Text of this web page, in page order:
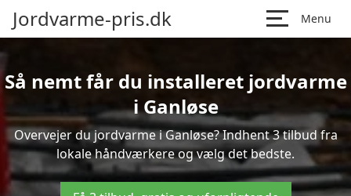
Jordvarme-pris.dk Menu
Så nemt får du installeret jordvarme
i Ganløse
Overvejer du jordvarme i Ganløse? Indhent 3 tilbud fra
lokale håndværkere og vælg det bedste.